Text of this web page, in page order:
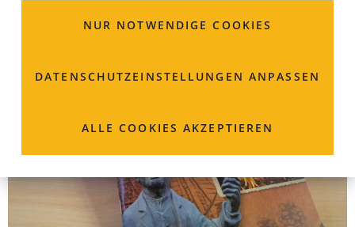
NUR NOTWENDIGE COOKIES
DATENSCHUTZ­EINSTELLUNGEN ANPASSEN
ALLE COOKIES AKZEPTIEREN